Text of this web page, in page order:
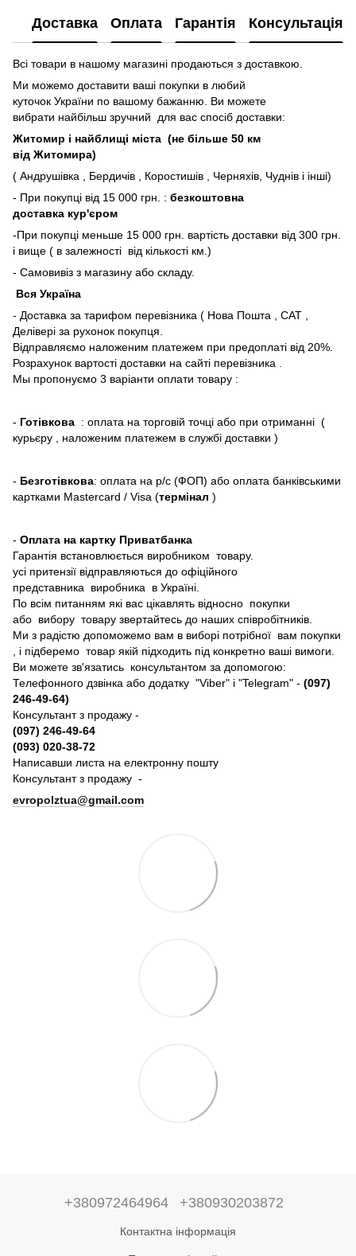
Доставка Оплата Гарантія Консультація
Всі товари в нашому магазині продаються з доставкою.
Ми можемо доставити ваші покупки в любий
куточок України по вашому бажанню. Ви можете
вибрати найбільш зручний для вас спосіб доставки:
Житомир і найблищі міста (не більше 50 км
від Житомира)
( Андрушівка , Бердичів , Коростишів , Черняхів, Чуднів і інші)
- При покупці від 15 000 грн. : безкоштовна
доставка кур'єром
-При покупці меньше 15 000 грн. вартість доставки від 300 грн.
і вище ( в залежності від кількості км.)
- Самовивіз з магазину або складу.
Вся Україна
- Доставка за тарифом перевізника ( Нова Пошта , САТ ,
Делівері за рухонок покупця.
Відправляємо наложеним платежем при предоплаті від 20%.
Розрахунок вартості доставки на сайті перевізника .
Мы пропонуємо 3 варіанти оплати товару :
- Готівкова : оплата на торговій точці або при отриманні (
курьєру , наложеним платежем в службі доставки )
- Безготівкова: оплата на р/с (ФОП) або оплата банківськими
картками Mastercard / Visa (термінал )
- Оплата на картку Приватбанка
Гарантія встановлюється виробником товару.
усі притензії відправляються до офіційного
представника виробника в Україні.
По всім питанням які вас цікавлять відносно покупки
або вибору товару звертайтесь до наших співробітників.
Ми з радістю допоможемо вам в виборі потрібної вам покупки
, і підберемо товар якій підходить під конкретно ваші вимоги.
Ви можете зв'язатись консультантом за допомогою:
Телефонного дзвінка або додатку "Viber" і "Telegram" - (097)
246-49-64)
Консультант з продажу -
(097) 246-49-64
(093) 020-38-72
Написавши листа на електронну пошту
Консультант з продажу -
evropolztua@gmail.com
+380972464964 +380930203872
Контактна інформація